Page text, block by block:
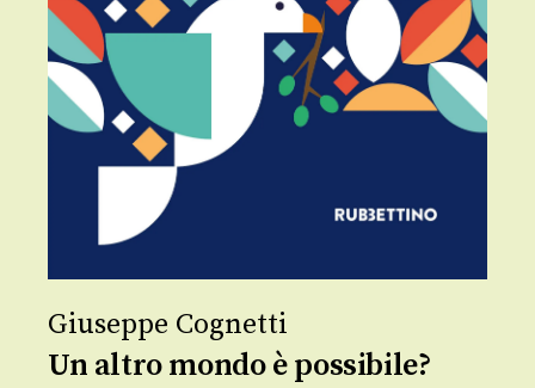
Giuseppe Cognetti
Un altro mondo è possibile?